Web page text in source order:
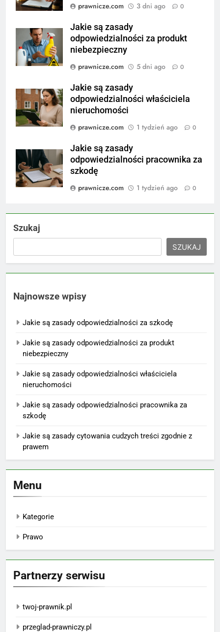
prawnicze.com
3 dni ago 0
Jakie są zasady
odpowiedzialności za produkt
niebezpieczny
prawnicze.com
5 dni ago 0
Jakie są zasady
odpowiedzialności właściciela
nieruchomości
prawnicze.com
1 tydzień ago 0
Jakie są zasady
odpowiedzialności pracownika za
szkodę
prawnicze.com
1 tydzień ago 0
Szukaj
SZUKAJ
Najnowsze wpisy
Jakie są zasady odpowiedzialności za szkodę
Jakie są zasady odpowiedzialności za produkt
niebezpieczny
Jakie są zasady odpowiedzialności właściciela
nieruchomości
Jakie są zasady odpowiedzialności pracownika za
szkodę
Jakie są zasady cytowania cudzych treści zgodnie z
prawem
Menu
Kategorie
Prawo
Partnerzy serwisu
twoj-prawnik.pl
przeglad-prawniczy.pl